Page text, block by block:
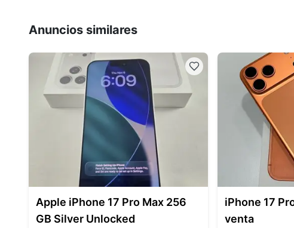
Anuncios similares
Apple iPhone 17 Pro Max 256
GB Silver Unlocked
iPhone 17
venta